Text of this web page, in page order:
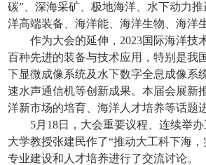
碳”、深海采矿、极地海洋、水下动力
洋高端装备、海洋能、海洋生物、海洋
作为大会的延伸，2023国际海洋技
百种先进的装备与技术应用，特别是我
下显微成像系统及水下数字全息成像系
速水声通信机等创新成果。本届会展新
洋新市场的培育、海洋人才培养等话题
5月18日，大会重要议程、连续举
大学教授张建民作了“推动大工科下海
专业建设和人才培养进行了交流讨论。